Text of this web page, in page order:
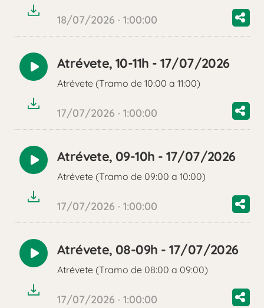
18/07/2026 · 1:00:00
Reproducir
audio
Atrévete, 10-11h - 17/07/2026
Atrévete (Tramo de 10:00 a 11:00)
17/07/2026 · 1:00:00
Reproducir
audio
Atrévete, 09-10h - 17/07/2026
Atrévete (Tramo de 09:00 a 10:00)
17/07/2026 · 1:00:00
Reproducir
audio
Atrévete, 08-09h - 17/07/2026
Atrévete (Tramo de 08:00 a 09:00)
17/07/2026 · 1:00:00